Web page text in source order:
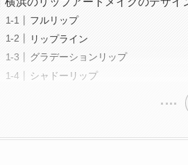
フルリップ
リップライン
グラデーションリップ
シャドーリップ